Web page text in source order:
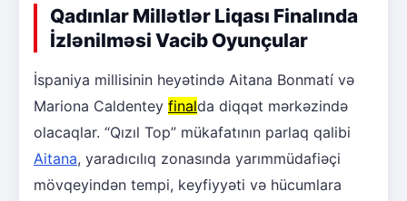
Qadınlar Millətlər Liqası Finalında
İzlənilməsi Vacib Oyunçular
İspaniya millisinin heyətində Aitana Bonmatí və
Mariona Caldentey finalda diqqət mərkəzində
olacaqlar. “Qızıl Top” mükafatının parlaq qalibi
Aitana, yaradıcılıq zonasında yarımmüdafiəçi
mövqeyindən tempi, keyfiyyəti və hücumlara